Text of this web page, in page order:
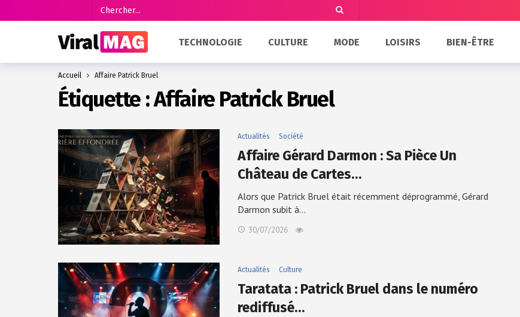
TECHNOLOGIE CULTURE MODE LOISIRS BIEN-ÊTRE
Accueil Affaire Patrick Bruel
Étiquette :Affaire Patrick Bruel
Actualités Société
Affaire Gérard Darmon : Sa Pièce Un
Château de Cartes…
Alors que Patrick Bruel était récemment déprogrammé, Gérard
Darmon subit à…
30/07/2026
Actualités Culture
Taratata : Patrick Bruel dans le numéro
rediffusé…